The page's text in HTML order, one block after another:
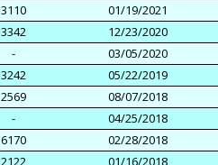
3110
01/19/2021
3342
12/23/2020
-
03/05/2020
3242
05/22/2019
2569
08/07/2018
-
04/25/2018
6170
02/28/2018
2122
01/16/2018